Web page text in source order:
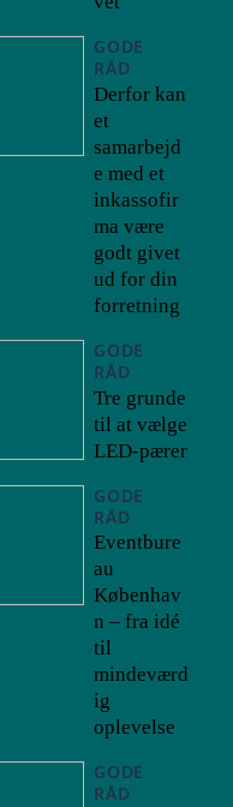
GODE
RÅD
Derfor kan
et
samarbejd
e med et
inkassofir
ma være
godt givet
ud for din
forretning
GODE
RÅD
Tre grunde
til at vælge
LED-pærer
GODE
RÅD
Eventbure
au
Københav
n – fra idé
til
mindeværd
ig
oplevelse
GODE
RÅD